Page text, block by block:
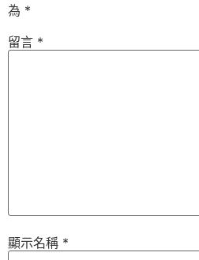
為 *
留言 *
顯示名稱 *